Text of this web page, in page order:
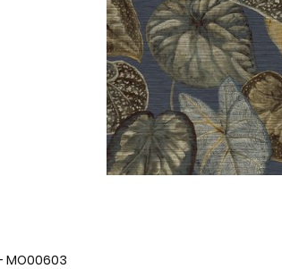
MO00603